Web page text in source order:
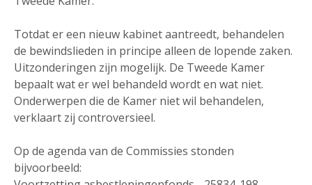
Totdat er een nieuw kabinet aantreedt, behandelen
de bewindslieden in principe alleen de lopende zaken.
Uitzonderingen zijn mogelijk. De Tweede Kamer
bepaalt wat er wel behandeld wordt en wat niet.
Onderwerpen die de Kamer niet wil behandelen,
verklaart zij controversieel.
Op de agenda van de Commissies stonden
bijvoorbeeld: